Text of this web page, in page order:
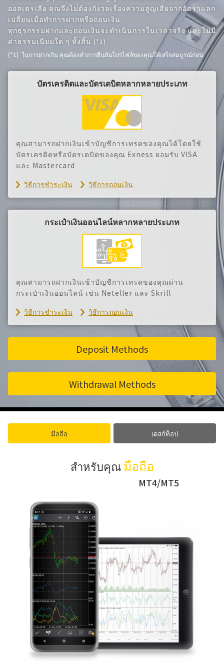
ออสเตรเลีย คุณจึงไม่ต้องกังวลเรื่องความสูญเสียจากอัตราแลก
เปลี่ยนเมื่อทำการฝากหรือถอนเงิน
ทุกธุรกรรมฝากและถอนเงินจะดำเนินการในเวลาจริง และไม่มี
ค่าธรรมเนียมใด ๆ ทั้งสิ้น (*1)
ในการฝากเงิน คุณต้องทำการยืนยันโปรไฟล์ของคุณให้เสร็จสมบูรณ์ก่อน
บัตรเครดิตและบัตรเดบิตหลากหลายประเภท
คุณสามารถฝากเงินเข้าบัญชีการเทรดของคุณได้โดยใช้
บัตรเครดิตหรือบัตรเดบิตของคุณ Exness ยอมรับ VISA
และ Mastercard
วิธีการชำระเงิน
วิธีการถอนเงิน
กระเป๋าเงินออนไลน์หลากหลายประเภท
คุณสามารถฝากเงินเข้าบัญชีการเทรดของคุณผ่าน
กระเป๋าเงินออนไลน์ เช่น Neteller และ Skrill
วิธีการชำระเงิน
วิธีการถอนเงิน
Deposit Methods
Withdrawal Methods
มือถือ เดสก์ท็อป
สำหรับคุณมือถือ
MT4/MT5